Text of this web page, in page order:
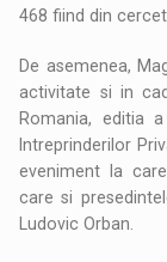
468 fiind din
De asemenea,
activitate si in
Romania, editia
Intreprinderilor
eveniment la
care si
Ludovic Orban.